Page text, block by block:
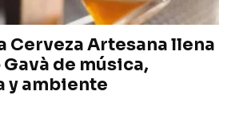
Cerveza Artesana llena
de música,
y ambiente